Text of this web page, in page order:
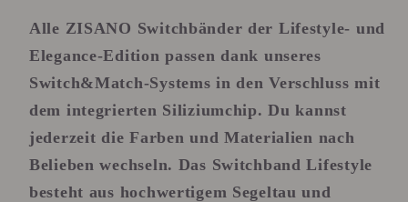
Alle ZISANO Switchbänder der Lifestyle- und
Elegance-Edition passen dank unseres
Switch&Match-Systems in den Verschluss mit
dem integrierten Siliziumchip. Du kannst
jederzeit die Farben und Materialien nach
Belieben wechseln. Das Switchband Lifestyle
besteht aus hochwertigem Segeltau und